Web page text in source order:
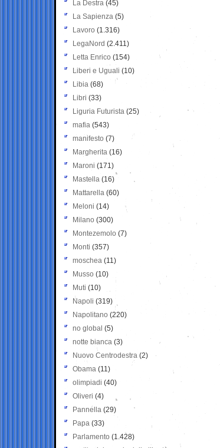
La Destra (45)
La Sapienza (5)
Lavoro (1.316)
LegaNord (2.411)
Letta Enrico (154)
Liberi e Uguali (10)
Libia (68)
Libri (33)
Liguria Futurista (25)
mafia (543)
manifesto (7)
Margherita (16)
Maroni (171)
Mastella (16)
Mattarella (60)
Meloni (14)
Milano (300)
Montezemolo (7)
Monti (357)
moschea (11)
Musso (10)
Muti (10)
Napoli (319)
Napolitano (220)
no global (5)
notte bianca (3)
Nuovo Centrodestra (2)
Obama (11)
olimpiadi (40)
Oliveri (4)
Pannella (29)
Papa (33)
Parlamento (1.428)